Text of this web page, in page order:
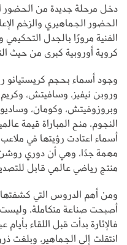
دخل مرحلة جديدة من الحضور
الحضور الجماهيري والزخم
الفنية مرورًا بالجدل التحكيمي
كروية أوروبية كبرى من حيث
وجود أسماء بحجم كريستيانو
وروبن نيفيز، وسافيتش، وكريم
وبروزوفيتش، وكومان،
النجوم، منح المباراة قيمة
أسماء اعتادت رؤيتها في
مهمة جدًا، وهي أن دوري
منتج رياضي عالمي قابل
ومن أهم الدروس التي كشفتها
أصبحت صناعة متكاملة،
فالإثارة بدأت قبل اللقاء بأيام
انتقلت إلى الجماهير، وبلغت